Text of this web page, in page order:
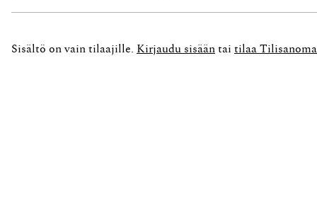
käytetä tuleviin eriin eivätkä maksut palaudu
Sisältö on vain tilaajille. Kirjaudu sisään tai tilaa